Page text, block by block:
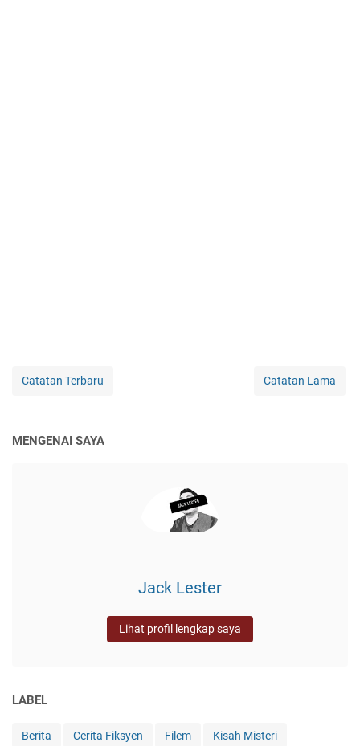
Catatan Terbaru Catatan Lama
MENGENAI SAYA
Jack Lester
Lihat profil lengkap saya
LABEL
Berita Cerita Fiksyen Filem Kisah Misteri